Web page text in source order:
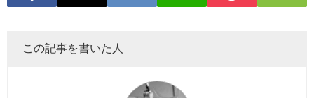
この記事を書いた人